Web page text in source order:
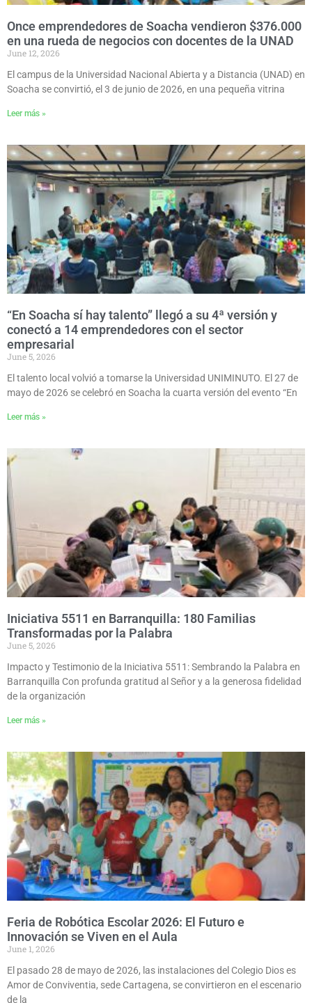
Once emprendedores de Soacha vendieron $376.000
en una rueda de negocios con docentes de la UNAD
June 12, 2026
El campus de la Universidad Nacional Abierta y a Distancia (UNAD) en
Soacha se convirtió, el 3 de junio de 2026, en una pequeña vitrina
Leer más »
“En Soacha sí hay talento” llegó a su 4ª versión y
conectó a 14 emprendedores con el sector
empresarial
June 5, 2026
El talento local volvió a tomarse la Universidad UNIMINUTO. El 27 de
mayo de 2026 se celebró en Soacha la cuarta versión del evento “En
Leer más »
Iniciativa 5511 en Barranquilla: 180 Familias
Transformadas por la Palabra
June 5, 2026
Impacto y Testimonio de la Iniciativa 5511: Sembrando la Palabra en
Barranquilla Con profunda gratitud al Señor y a la generosa fidelidad
de la organización
Leer más »
Feria de Robótica Escolar 2026: El Futuro e
Innovación se Viven en el Aula
June 1, 2026
El pasado 28 de mayo de 2026, las instalaciones del Colegio Dios es
Amor de Conviventia, sede Cartagena, se convirtieron en el escenario
de la